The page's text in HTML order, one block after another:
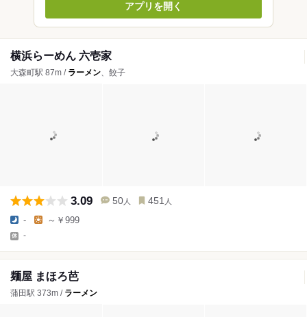
アプリを開く
横浜らーめん 六壱家
大森町駅 87m / ラーメン、餃子
3.09 50 人 451 人
- ～￥999
-
麺屋 まほろ芭
蒲田駅 373m / ラーメン